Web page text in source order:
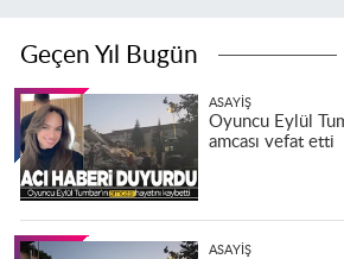
Geçen Yıl Bugün
ASAYIŞ
Oyuncu Eylül
amcası vefat etti
ASAYIŞ